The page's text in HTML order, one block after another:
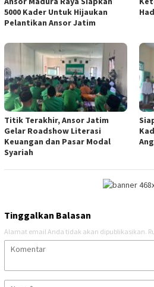
5000 Kader Untuk Hijaukan
Pelantikan Ansor Jatim
Titik Terakhir, Ansor Jatim
Gelar Roadshow Literasi
Keuangan dan Pasar Modal
Syariah
Tinggalkan Balasan
Alamat email Anda tidak akan dipublikasikan.